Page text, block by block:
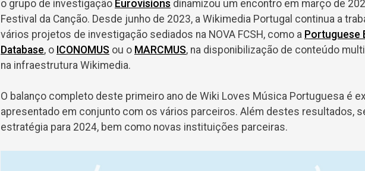
o grupo de investigação Eurovisions dinamizou um encontro em março de
Festival da Canção. Desde junho de 2023, a Wikimedia Portugal continua a
vários projetos de investigação sediados na NOVA FCSH, como a Portuguese
Database, o ICONOMUS ou o MARCMUS, na disponibilização de conteúdo
na infraestrutura Wikimedia.
O balanço completo deste primeiro ano de Wiki Loves Música Portuguesa é
apresentado em conjunto com os vários parceiros. Além destes resultados,
estratégia para 2024, bem como novas instituições parceiras.